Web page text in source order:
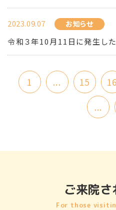
2023.09.07 お知らせ
令和３年10月11日に発生し
1 ... 15 16
...
ご来院
For those